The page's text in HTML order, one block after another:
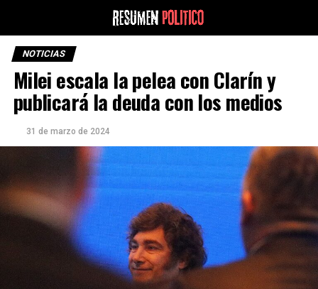
NOTICIAS
Milei escala la pelea con Clarín y
publicará la deuda con los medios
31 de marzo de 2024